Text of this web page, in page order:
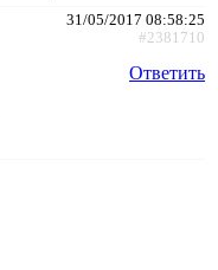
31/05/2017 08:58:25
#2381710
Ответить